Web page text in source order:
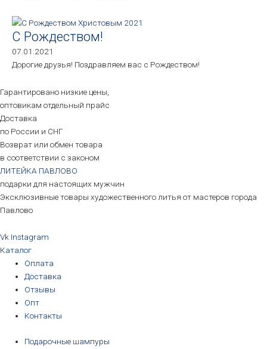
С Рождеством!
07.01.2021
Дорогие друзья! Поздравляем вас с Рождеством!
Гарантировано низкие цены,
оптовикам отдельный прайс
Доставка
по России и СНГ
Возврат или обмен товара
в соответствии с законом
ЛИТЕЙКА ПАВЛОВО
подарки для настоящих мужчин
Эксклюзивные товары художественного литья от мастеров города
Павлово
Vk Instagram
Каталог
Оплата
Доставка
Отзывы
Опт
Контакты
Подарочные шампуры